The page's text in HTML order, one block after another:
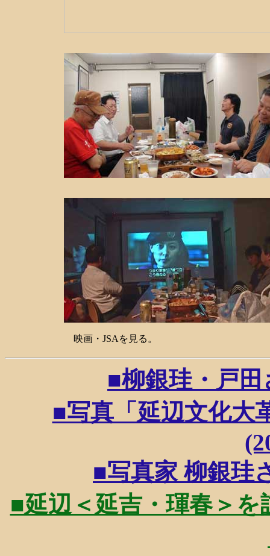
映画・JSAを見る。
■柳銀珪・戸田
■写真「延辺文化大
■写真家 柳銀珪
■延辺＜延吉・琿春＞を